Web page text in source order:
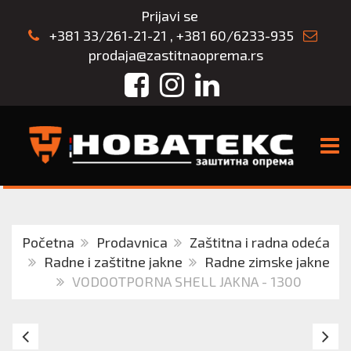
Prijavi se
+381 33/261-21-21 , +381 60/6233-935
prodaja@zastitnaoprema.rs
FacebookInstagram
LinkedIn
Početna Prodavnica
Zaštitna i radna odeća
Radne i zaštitne jakne
Radne zimske jakne
VODOOTPORNA SHELL JAKNA - 1300
AllroundWork